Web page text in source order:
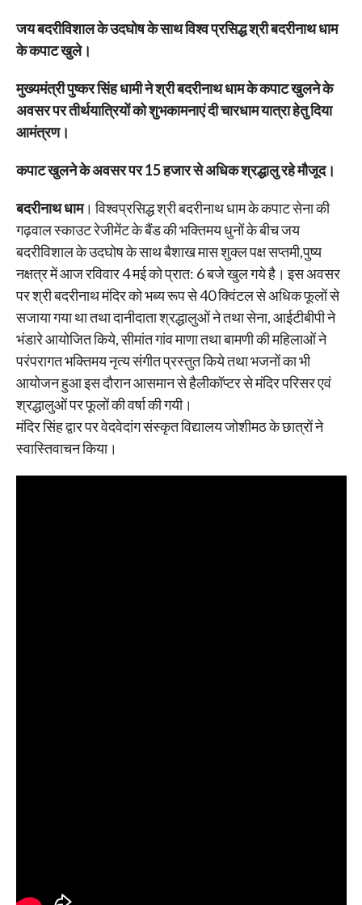
जय बदरीविशाल के उदघोष के साथ विश्व प्रसिद्ध श्री बदरीनाथ धाम
के कपाट खुले।
मुख्यमंत्री पुष्कर सिंह धामी ने श्री बदरीनाथ धाम के कपाट खुलने के
अवसर पर तीर्थयात्रियों को शुभकामनाएं दी चारधाम यात्रा हेतु दिया
आमंत्रण।
कपाट खुलने के अवसर पर 15 हजार से अधिक श्रद्धालु रहे मौजूद।
बदरीनाथ धाम। विश्वप्रसिद्ध श्री बदरीनाथ धाम के कपाट सेना की
गढ़वाल स्काउट रेजीमेंट के बैंड की भक्तिमय धुनों के बीच जय
बदरीविशाल के उदघोष के साथ बैशाख मास शुक्ल पक्ष सप्तमी,पुष्य
नक्षत्र में आज रविवार 4 मई को प्रात: 6 बजे खुल गये है। इस अवसर
पर श्री बदरीनाथ मंदिर को भब्य रूप से 40 क्विंटल से अधिक फूलों से
सजाया गया था तथा दानीदाता श्रद्धालुओं ने तथा सेना, आईटीबीपी ने
भंडारे आयोजित किये, सीमांत गांव माणा तथा बामणी की महिलाओं ने
परंपरागत भक्तिमय नृत्य संगीत प्रस्तुत किये तथा भजनों का भी
आयोजन हुआ इस दौरान आसमान से हैलीकॉप्टर से मंदिर परिसर एवं
श्रद्धालुओं पर फूलों की वर्षा की गयी।
मंदिर सिंह द्वार पर वेदवेदांग संस्कृत विद्यालय जोशीमठ के छात्रों ने
स्वास्तिवाचन किया।